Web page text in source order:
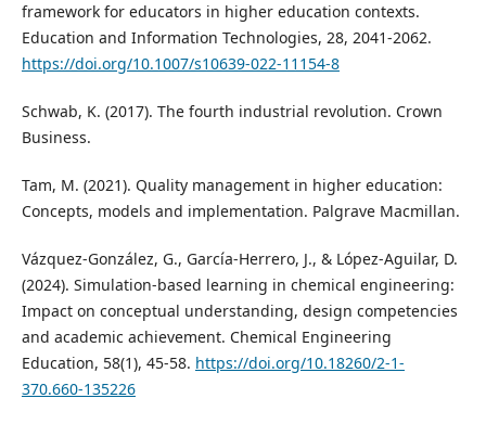
framework for educators in higher education contexts.
Education and Information Technologies, 28, 2041-2062.
https://doi.org/10.1007/s10639-022-11154-8
Schwab, K. (2017). The fourth industrial revolution. Crown
Business.
Tam, M. (2021). Quality management in higher education:
Concepts, models and implementation. Palgrave Macmillan.
Vázquez-González, G., García-Herrero, J., & López-Aguilar, D.
(2024). Simulation-based learning in chemical engineering:
Impact on conceptual understanding, design competencies
and academic achievement. Chemical Engineering
Education, 58(1), 45-58. https://doi.org/10.18260/2-1-
370.660-135226